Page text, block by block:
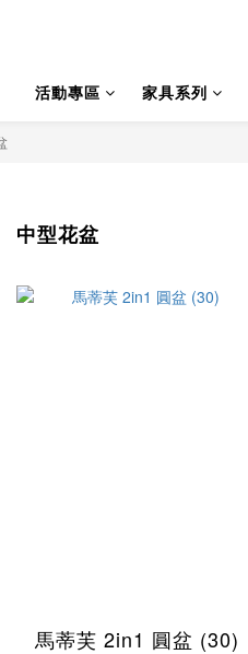
活動專區 家具系列
中型花盆
馬蒂芙 2in1 圓盆 (30)